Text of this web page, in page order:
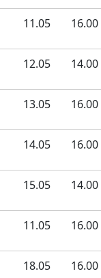
11.05 16.00
12.05 14.00
13.05 16.00
14.05 16.00
15.05 14.00
11.05 16.00
18.05 16.00